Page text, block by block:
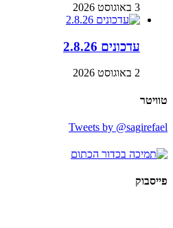
3 באוגוסט 2026
עדכונים 2.8.26
2 באוגוסט 2026
טוויטר
Tweets by @sagirefael
פייסבוק